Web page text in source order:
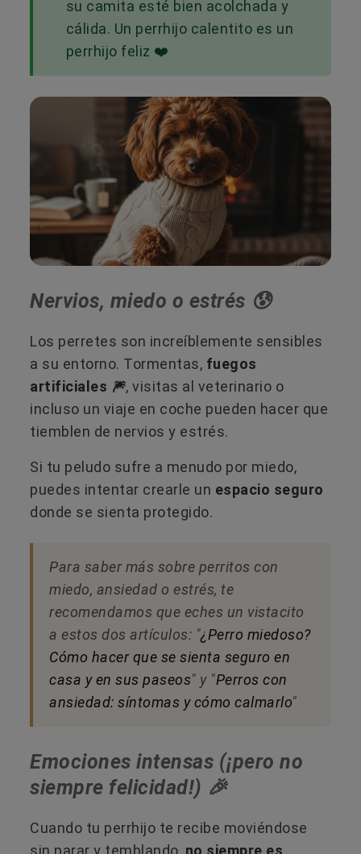
su camita esté bien acolchada y
cálida. Un perrhijo calentito es un
perrhijo feliz ❤️
Nervios, miedo o estrés 😰
Los perretes son increíblemente sensibles
a su entorno. Tormentas, fuegos
artificiales 🎆, visitas al veterinario o
incluso un viaje en coche pueden hacer que
tiemblen de nervios y estrés.
Si tu peludo sufre a menudo por miedo,
puedes intentar crearle un espacio seguro
donde se sienta protegido.
Para saber más sobre perritos con
miedo, ansiedad o estrés, te
recomendamos que eches un vistacito
a estos dos artículos: "¿Perro miedoso?
Cómo hacer que se sienta seguro en
casa y en sus paseos" y "Perros con
ansiedad: síntomas y cómo calmarlo"
Emociones intensas (¡pero no
siempre felicidad!) 🎉
Cuando tu perrhijo te recibe moviéndose
sin parar y temblando, no siempre es